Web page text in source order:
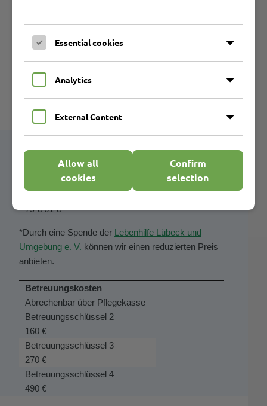
Frühstück
Preisübersicht Ferienangebot
Bauspielplatz
Eigenkosten
für Verpflegung, Material und Sonstiges
Normalpreis
91 €*
79 €61 €*
*Durch eine Spende der Lebenhilfe Lübeck und
Umgebung e. V. können wir einen reduzierten Preis
anbieten.
Betreuungskosten
Abrechenbar über Pflegekasse
Betreuungsschlüssel 2
160 €
Betreuungsschlüssel 3
270 €
Betreuungsschlüssel 4
490 €
Essential cookies
Analytics
External Content
Allow all
cookies
Confirm
selection